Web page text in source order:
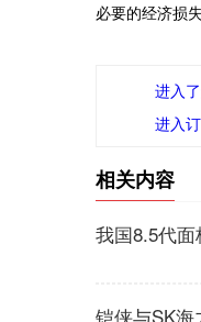
必要的经济损
进入
进入
相关内容
我国8.5代
铠侠与SK海